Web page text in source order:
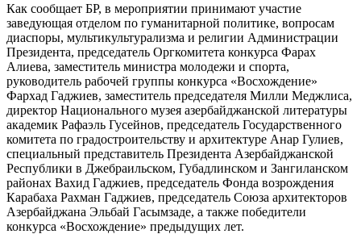
Как сообщает БР, в мероприятии принимают участие
заведующая отделом по гуманитарной политике, вопросам
диаспоры, мультикультурализма и религии Администрации
Президента, председатель Оргкомитета конкурса Фарах
Алиева, заместитель министра молодежи и спорта,
руководитель рабочей группы конкурса «Восхождение»
Фархад Гаджиев, заместитель председателя Милли Меджлиса,
директор Национального музея азербайджанской литературы
академик Рафаэль Гусейнов, председатель Государственного
комитета по градостроительству и архитектуре Анар Гулиев,
специальный представитель Президента Азербайджанской
Республики в Джебраильском, Губадлинском и Зангиланском
районах Вахид Гаджиев, председатель Фонда возрождения
Карабаха Рахман Гаджиев, председатель Союза архитекторов
Азербайджана Эльбай Гасымзаде, а также победители
конкурса «Восхождение» предыдущих лет.